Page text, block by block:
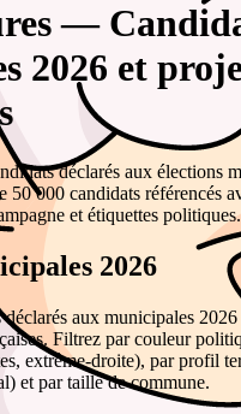
—
2026 et
déclarés aux élections
50 000 candidats référencés
et étiquettes politiques.
2026
aux municipales 2026
Filtrez par couleur
extrême-droite), par profil
et par taille de commune.